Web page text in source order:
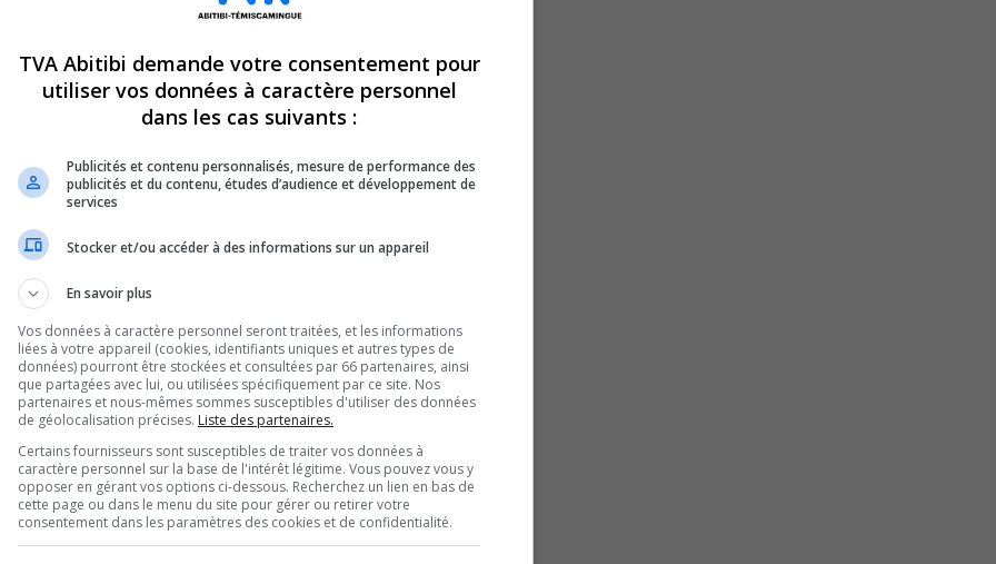
Air Liaison offrait
abordables aux
et de Val-d’Or.
sommes en trop, grâce aux subventions
processus de réclamation pour obtenir le
l’Unité permanente anti-corruption, l’UPAC.
alors bonne nouvelle pour ceux ayant
se désole de voir ce genre de pratique d’un
à ce que l’enjeu des prix des vols et
abordés en campagne électorale.
TVA Abitibi demande votre consentement pour
utiliser vos données à caractère personnel
dans les cas suivants :
Publicités et contenu personnalisés, mesure de performance des
publicités et du contenu, études d’audience et développement de
services
Stocker et/ou accéder à des informations sur un appareil
En savoir plus
Vos données à caractère personnel seront traitées, et les informations
liées à votre appareil (cookies, identifiants uniques et autres types de
données) pourront être stockées et consultées par 66 partenaires, ainsi
que partagées avec lui, ou utilisées spécifiquement par ce site. Nos
partenaires et nous-mêmes sommes susceptibles d'utiliser des données
de géolocalisation précises. Liste des partenaires.
Certains fournisseurs sont susceptibles de traiter vos données à
caractère personnel sur la base de l'intérêt légitime. Vous pouvez vous y
opposer en gérant vos options ci-dessous. Recherchez un lien en bas de
cette page ou dans le menu du site pour gérer ou retirer votre
consentement dans les paramètres des cookies et de confidentialité.